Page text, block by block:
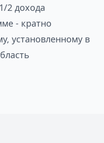
2 дохода
- кратно
установленному в